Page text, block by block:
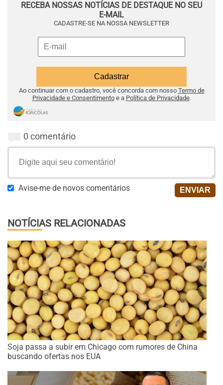
RECEBA NOSSAS NOTÍCIAS DE DESTAQUE NO SEU
E-MAIL
CADASTRE-SE NA NOSSA NEWSLETTER
Ao continuar com o cadastro, você concorda com nosso Termo de
Privacidade e Consentimentoe a Política de Privacidade.
0 comentário
Avise-me de novos comentários
NOTÍCIAS RELACIONADAS
Soja passa a subir em Chicago com rumores de China
buscando ofertas nos EUA